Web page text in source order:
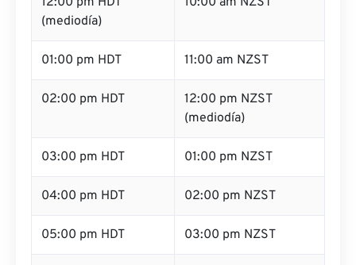
(mediodía)
01:00 pm HDT 11:00 am NZST
02:00 pm HDT
12:00 pm NZST
(mediodía)
03:00 pm HDT 01:00 pm NZST
04:00 pm HDT 02:00 pm NZST
05:00 pm HDT 03:00 pm NZST